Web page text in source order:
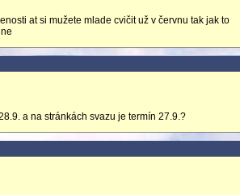
at si mužete mlade cvičit už v červnu tak jak to
a na stránkách svazu je termín 27.9.?